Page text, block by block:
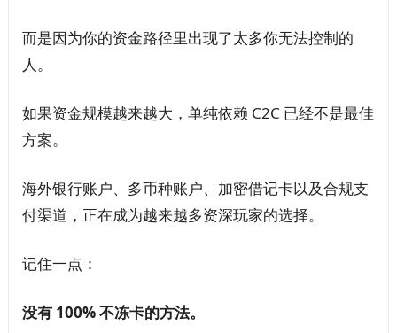
而是因为你的资金路径里出现了太多你无法控制的
人。
如果资金规模越来越大，单纯依赖 C2C 已经不是最佳
方案。
海外银行账户、多币种账户、加密借记卡以及合规支
付渠道，正在成为越来越多资深玩家的选择。
记住一点：
没有 100% 不冻卡的方法。